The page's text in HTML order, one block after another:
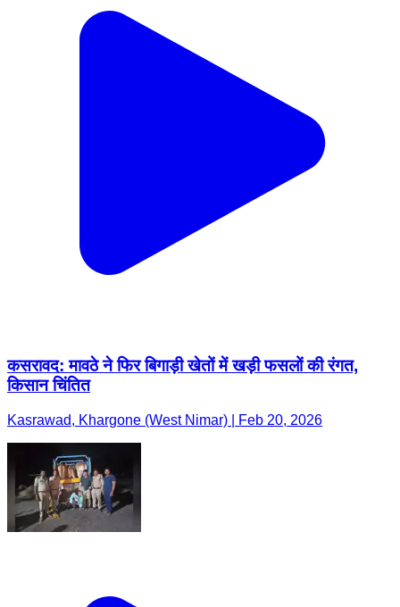
कसरावद: मावठे ने फिर बिगाड़ी खेतों में खड़ी फसलों की रंगत,
किसान चिंतित
Kasrawad, Khargone (West Nimar) | Feb 20, 2026